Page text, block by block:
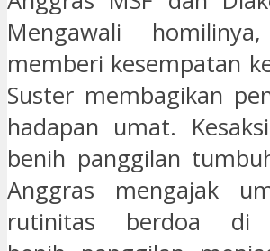
Mengawali
memberi kesempatan
Suster membagikan
hadapan umat.
benih panggilan
Anggras mengajak
rutinitas berdoa di